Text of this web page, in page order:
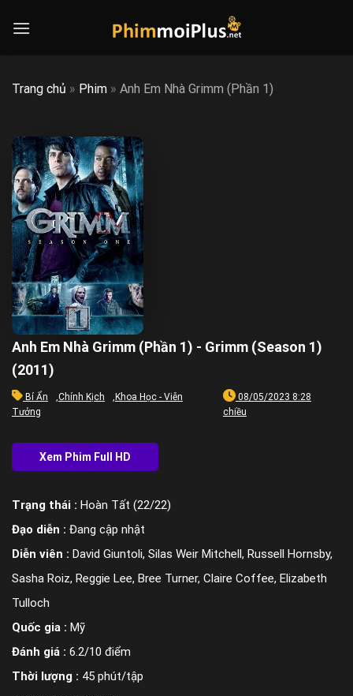
Trang chủ » Phim » Anh Em Nhà Grimm (Phần 1)
Anh Em Nhà Grimm (Phần 1) - Grimm (Season 1)
(2011)
Bí Ẩn ,Chính Kịch , Khoa Học - Viễn
Tưởng
08/05/2023 8:28
chiều
Trạng thái : Hoàn Tất (22/22)
Đạo diễn : Đang cập nhật
Diễn viên : David Giuntoli, Silas Weir Mitchell, Russell Hornsby,
Sasha Roiz, Reggie Lee, Bree Turner, Claire Coffee, Elizabeth
Tulloch
Quốc gia : Mỹ
Đánh giá : 6.2/10 điểm
Thời lượng : 45 phút/tập